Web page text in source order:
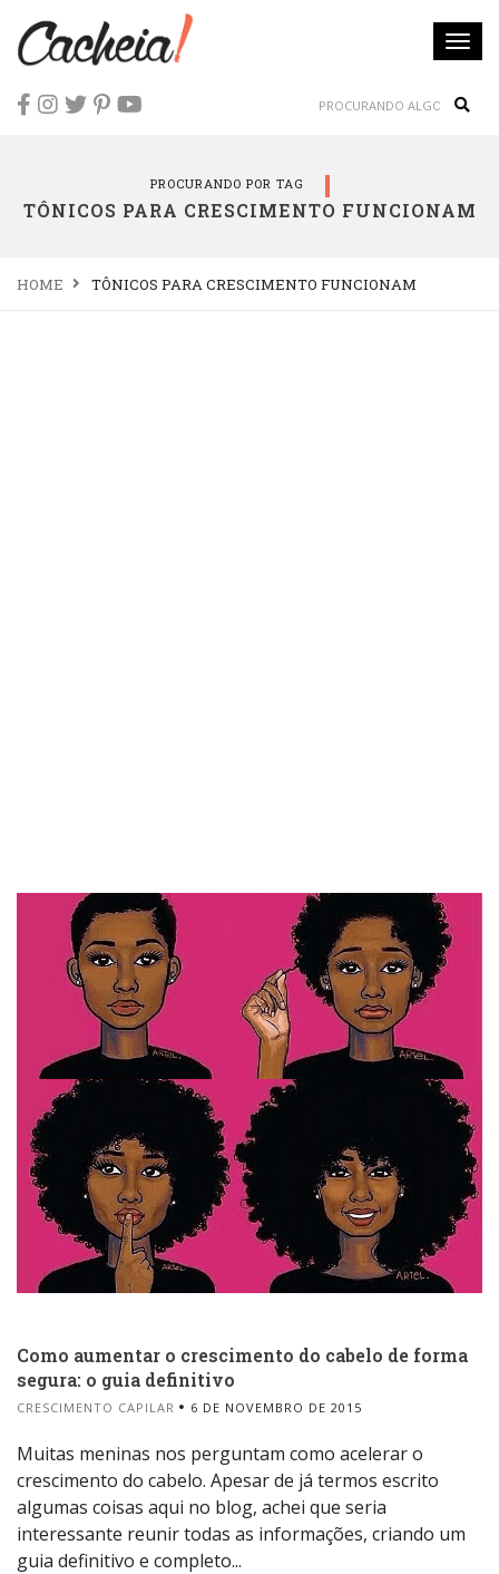
PROCURANDO POR TAG
TÔNICOS PARA CRESCIMENTO FUNCIONAM
HOME TÔNICOS PARA CRESCIMENTO FUNCIONAM
Como aumentar o crescimento do cabelo de forma
segura: o guia definitivo
CRESCIMENTO CAPILAR 6 DE NOVEMBRO DE 2015
Muitas meninas nos perguntam como acelerar o
crescimento do cabelo. Apesar de já termos escrito
algumas coisas aqui no blog, achei que seria
interessante reunir todas as informações, criando um
guia definitivo e completo...